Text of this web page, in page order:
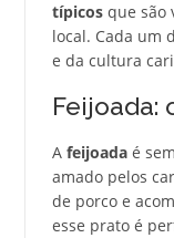
típicosque são
local. Cada um
e da cultura
Feijoada:
A feijoadaé
amado pelos
de porco e
esse prato é